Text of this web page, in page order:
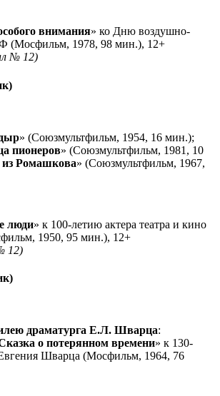
внимания» ко Дню воздушно-
(Мосфильм, 1978, 98 мин.), 12+
№ 12)
» (Союзмультфильм, 1954, 16 мин.);
пионеров» (Союзмультфильм, 1981, 10
из Ромашкова» (Союзмультфильм, 1967,
люди» к 100-летию актера театра и кино
1950, 95 мин.), 12+
12)
драматурга Е.Л. Шварца:
о потерянном времени» к 130-
Шварца (Мосфильм, 1964, 76